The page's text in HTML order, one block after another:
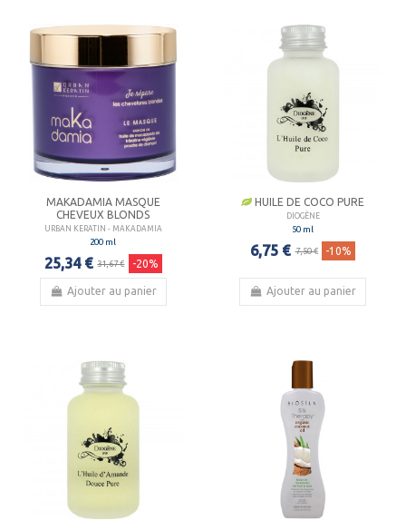
MAKADAMIA MASQUE
CHEVEUX BLONDS
URBAN KERATIN - MAKADAMIA
200 ml
25,34 € 31,67 € -20%
Ajouter au panier
HUILE DE COCO PURE
DIOGÈNE
50 ml
6,75 € 7,50 € -10%
Ajouter au panier